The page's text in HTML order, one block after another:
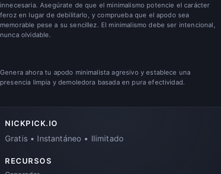
innecesaria. Asegúrate de que el minimalismo potencie el carácter
feroz en lugar de debilitarlo, y comprueba que el apodo sea
memorable pese a su sencillez. El minimalismo debe ser intencional,
nunca olvidable.
Genera ahora tu apodo minimalista agresivo y establece una
presencia limpia y demoledora basada en pura efectividad.
NICKPICK.IO
Gratis • Instantáneo • Ilimitado
RECURSOS